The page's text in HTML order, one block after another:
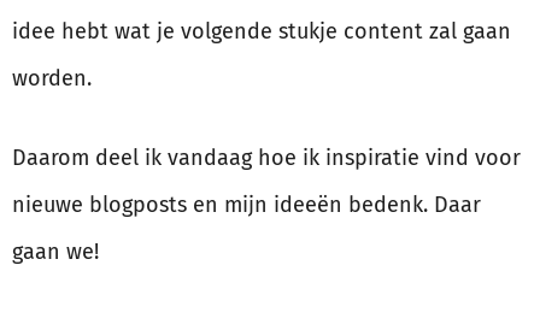
idee hebt wat je volgende stukje content zal gaan
worden.
Daarom deel ik vandaag hoe ik inspiratie vind voor
nieuwe blogposts en mijn ideeën bedenk. Daar
gaan we!